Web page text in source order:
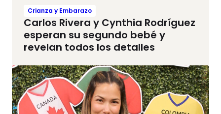
Crianza y Embarazo
Carlos Rivera y Cynthia Rodríguez
esperan su segundo bebé y
revelan todos los detalles